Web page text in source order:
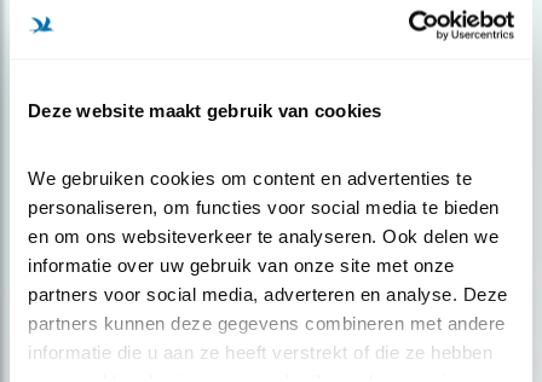
Deze website maakt gebruik van cookies
We gebruiken cookies om content en advertenties te
personaliseren, om functies voor social media te bieden
en om ons websiteverkeer te analyseren. Ook delen we
informatie over uw gebruik van onze site met onze
partners voor social media, adverteren en analyse. Deze
partners kunnen deze gegevens combineren met andere
informatie die u aan ze heeft verstrekt of die ze hebben
Meld je aan en ontvang nieuws, inspiratie, acties en tips
over vogels en activiteiten van Vogelbescherming.